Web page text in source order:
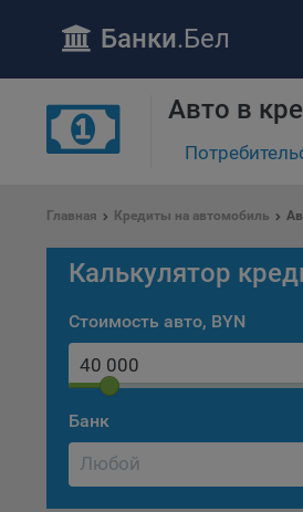
Банки.Бел
Авто в
Главная Кредиты на автомобиль
Калькулятор
Стоимость авто, BYN
Банк